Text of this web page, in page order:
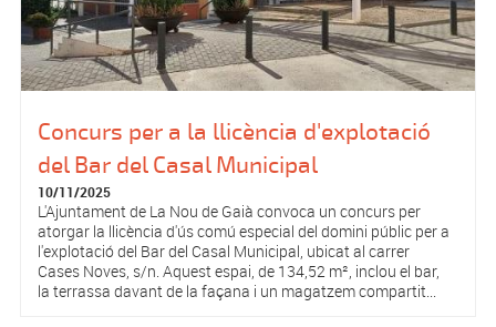
Concurs per a la llicència d'explotació
del Bar del Casal Municipal
10/11/2025
L'Ajuntament de La Nou de Gaià convoca un concurs per
atorgar la llicència d'ús comú especial del domini públic per a
l'explotació del Bar del Casal Municipal, ubicat al carrer
Cases Noves, s/n. Aquest espai, de 134,52 m², inclou el bar,
la terrassa davant de la façana i un magatzem compartit...